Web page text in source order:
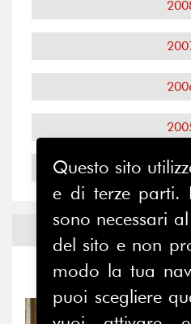
Notizie ed
Notizie-
31/07/2026
Questo sito
e di terze parti.
sono necessari
del sito e non
modo la tua
puoi scegliere